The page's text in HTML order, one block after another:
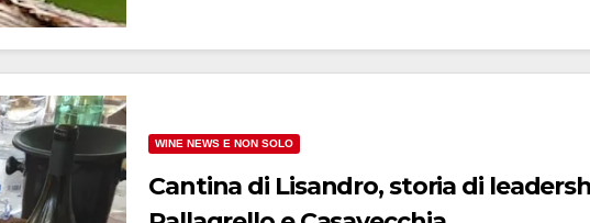
WINE NEWS E NON SOLO
Cantina di Lisandro, storia di